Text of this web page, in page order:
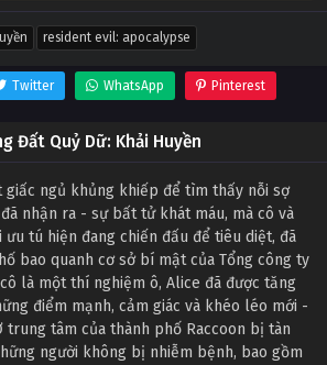
resident evil: apocalypse
Twitter WhatsApp Pinterest
Đất Quỷ Dữ: Khải Huyền
ngủ khủng khiếp để tìm thấy nỗi sợ
nhận ra - sự bất tử khát máu, mà cô và
ưu tú hiện đang chiến đấu để tiêu diệt, đã
bao quanh cơ sở bí mật của Tổng công ty
là một thí nghiệm ô, Alice đã được tăng
điểm mạnh, cảm giác và khéo léo mới -
trung tâm của thành phố Raccoon bị tàn
người không bị nhiễm bệnh, bao gồm